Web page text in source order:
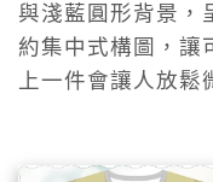
與淺藍圓形背景，
約集中式構圖，讓
上一件會讓人放鬆